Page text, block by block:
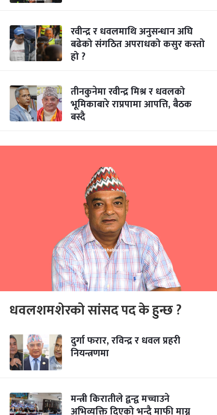
रवीन्द्र र धवलमाथि अनुसन्धान अघि
बढेको संगठित अपराधको कसुर कस्तो
हो ?
तीनकुनेमा रवीन्द्र मिश्र र धवलको
भूमिकाबारे राप्रपामा आपत्ति, बैठक
बस्दै
धवलशमशेरको सांसद पद के हुन्छ ?
दुर्गा फरार, रविन्द्र र धवल प्रहरी
नियन्त्रणमा
मन्त्री किरातीले द्वन्द्व मच्चाउने
अभिव्यक्ति दिएको भन्दै माफी माग्न